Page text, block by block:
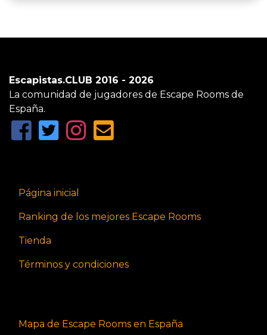
Escapistas.CLUB 2016 - 2026
La comunidad de jugadores de Escape Rooms de
España.
Página inicial
Ranking de los mejores Escape Rooms
Tienda
Términos y condiciones
Mapa de Escape Rooms en España